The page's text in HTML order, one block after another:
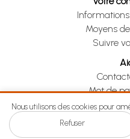
Moyens
Suivre
Mot de
Je me
Je
Nous utilisons des cookies pour
Refuser